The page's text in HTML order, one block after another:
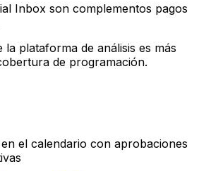
Inbox son complementos pagos
la plataforma de análisis es más
de programación.
el calendario con aprobaciones